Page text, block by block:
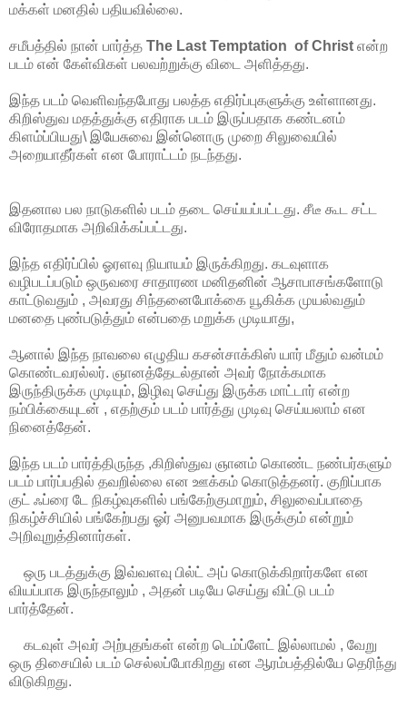
மக்கள் மனதில் பதியவில்லை.
சமீபத்தில் நான் பார்த்த The Last Temptation of Christ என்ற
படம் என் கேள்விகள் பலவற்றுக்கு விடை அளித்தது.
இந்த படம் வெளிவந்தபோது பலத்த எதிர்ப்புகளுக்கு உள்ளானது.
கிறிஸ்துவ மதத்துக்கு எதிராக படம் இருப்பதாக கண்டனம்
கிளம்ப்பியது\ இயேசுவை இன்னொரு முறை சிலுவையில்
அறையாதீர்கள் என போராட்டம் நடந்தது.
இதனால பல நாடுகளில் படம் தடை செய்யப்பட்டது. சீடீ கூட சட்ட
விரோதமாக அறிவிக்கப்பட்டது.
இந்த எதிர்ப்பில் ஓரளவு நியாயம் இருக்கிறது. கடவுளாக
வழிபடப்படும் ஒருவரை சாதாரண மனிதனின் ஆசாபாசங்களோடு
காட்டுவதும் , அவரது சிந்தனைபோக்கை யூகிக்க முயல்வதும்
மனதை புண்படுத்தும் என்பதை மறுக்க முடியாது,
ஆனால் இந்த நாவலை எழுதிய கசன்சாக்கிஸ் யார் மீதும் வன்மம்
கொண்டவரல்லர். ஞானத்தேடல்தான் அவர் நோக்கமாக
இருந்திருக்க முடியும், இழிவு செய்து இருக்க மாட்டார் என்ற
நம்பிக்கையுடன் , எதற்கும் படம் பார்த்து முடிவு செய்யலாம் என
நினைத்தேன்.
இந்த படம் பார்த்திருந்த ,கிறிஸ்துவ ஞானம் கொண்ட நண்பர்களும்
படம் பார்ப்பதில் தவறில்லை என ஊக்கம் கொடுத்தனர். குறிப்பாக
குட் ஃப்ரை டே நிகழ்வுகளில் பங்கேற்குமாறும், சிலுவைப்பாதை
நிகழ்ச்சியில் பங்கேற்பது ஓர் அனுபவமாக இருக்கும் என்றும்
அறிவுறுத்தினார்கள்.
ஒரு படத்துக்கு இவ்வளவு பில்ட் அப் கொடுக்கிறார்களே என
வியப்பாக இருந்தாலும் , அதன் படியே செய்து விட்டு படம்
பார்த்தேன்.
கடவுள் அவர் அற்புதங்கள் என்ற டெம்ப்ளேட் இல்லாமல் , வேறு
ஒரு திசையில் படம் செல்லப்போகிறது என ஆரம்பத்தில்யே தெரிந்து
விடுகிறது.